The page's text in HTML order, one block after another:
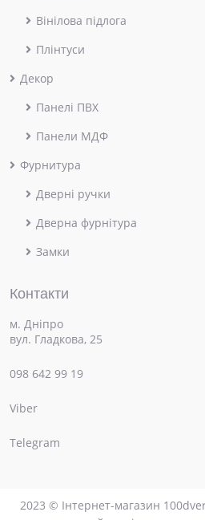
Вінілова підлога
Плінтуси
Декор
Панелі ПВХ
Панели МДФ
Фурнитура
Дверні ручки
Дверна фурнітура
Замки
Контакти
м. Дніпро
вул. Гладкова, 25
098 642 99 19
Viber
Telegram
2023 © Інтернет-магазин